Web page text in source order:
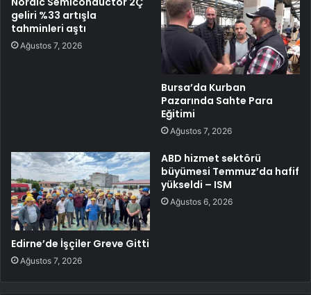
geliri %33 artışla
tahminleri aştı
Ağustos 7, 2026
Bursa’da Kurban
Pazarında Sahte Para
Eğitimi
Ağustos 7, 2026
Edirne’de İşçiler Greve Gitti
Ağustos 7, 2026
ABD hizmet sektörü
büyümesi Temmuz’da hafif
yükseldi – ISM
Ağustos 6, 2026